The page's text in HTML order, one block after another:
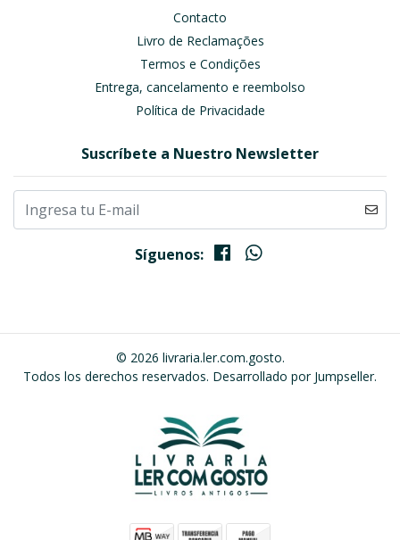
Contacto
Livro de Reclamações
Termos e Condições
Entrega, cancelamento e reembolso
Política de Privacidade
Suscríbete a Nuestro Newsletter
Síguenos:
© 2026 livraria.ler.com.gosto.
Todos los derechos reservados. Desarrollado por Jumpseller.